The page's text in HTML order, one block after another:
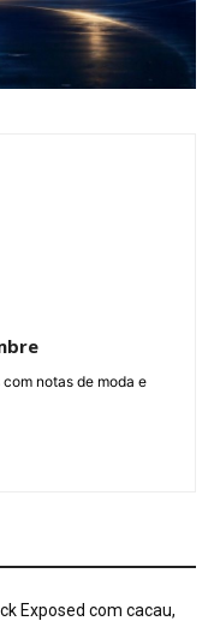
notas de moda e
Exposed com cacau,